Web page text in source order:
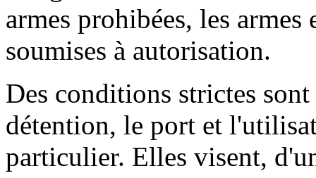
armes prohibées, les
soumises à autorisation.
Des conditions strictes
détention, le port et
particulier. Elles visent,